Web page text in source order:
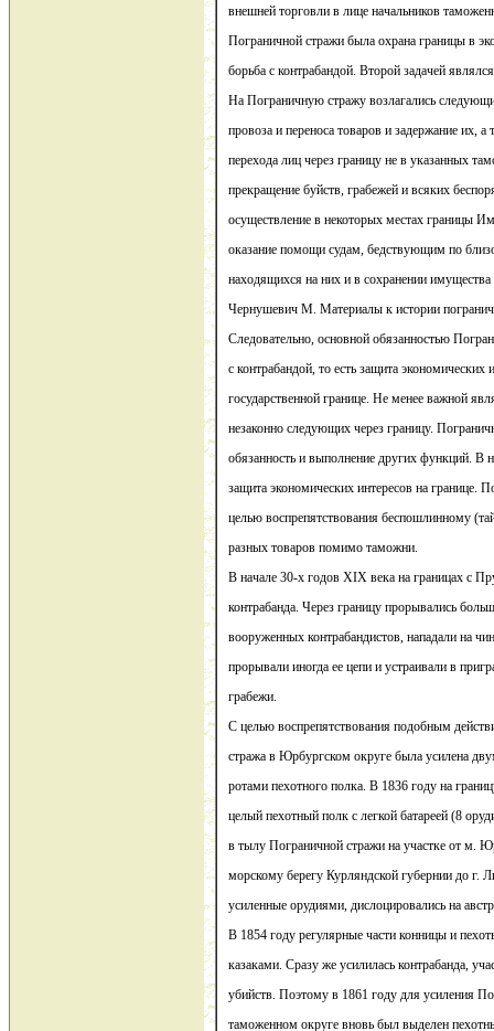
внешней торговли в лице начальников
Пограничной стражи была охрана границы в
борьба с контрабандой. Второй задачей
На Пограничную стражу возлагались
провоза и переноса товаров и задержание их,
перехода лиц через границу не в указанных
прекращение буйств, грабежей и всяких
осуществление в некоторых местах границы
оказание помощи судам, бедствующим по
находящихся на них и в сохранении
Чернушевич М. Материалы к истории
Следовательно, основной обязанностью
с контрабандой, то есть защита экономических
государственной границе. Не менее важной
незаконно следующих через границу.
обязанность и выполнение других функций. В
защита экономических интересов на границе.
целью воспрепятствования беспошлинному
разных товаров помимо таможни.
В начале 30-х годов XIX века на границах с
контрабанда. Через границу прорывались
вооруженных контрабандистов, нападали на
прорывали иногда ее цепи и устраивали в
грабежи.
С целью воспрепятствования подобным
стража в Юрбургском округе была усилена
ротами пехотного полка. В 1836 году на
целый пехотный полк с легкой батареей (8
в тылу Пограничной стражи на участке от м.
морскому берегу Курляндской губернии до г.
усиленные орудиями, дислоцировались на
В 1854 году регулярные части конницы и
казаками. Сразу же усилилась контрабанда,
убийств. Поэтому в 1861 году для усиления
таможенном округе вновь был выделен